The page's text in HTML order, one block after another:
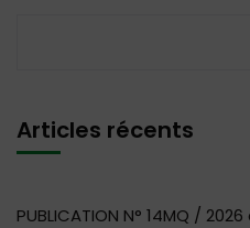
Articles récents
PUBLICATION N° 14MQ /